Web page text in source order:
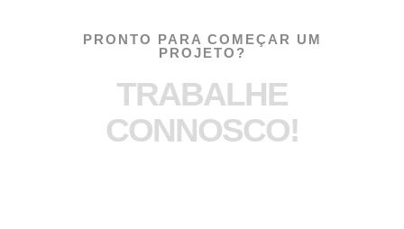
PRONTO PARA COMEÇAR UM
PROJETO?
TRABALHE
CONNOSCO!